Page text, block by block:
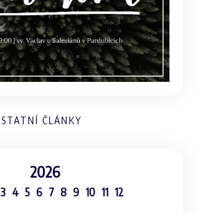
ČLÁNKY
2026
3 4 5 6 7 8 9 10 11 12